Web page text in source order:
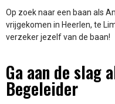
Op zoek naar een baan als
vrijgekomen in Heerlen, te
verzeker jezelf van de baan!
Ga aan de slag
Begeleider